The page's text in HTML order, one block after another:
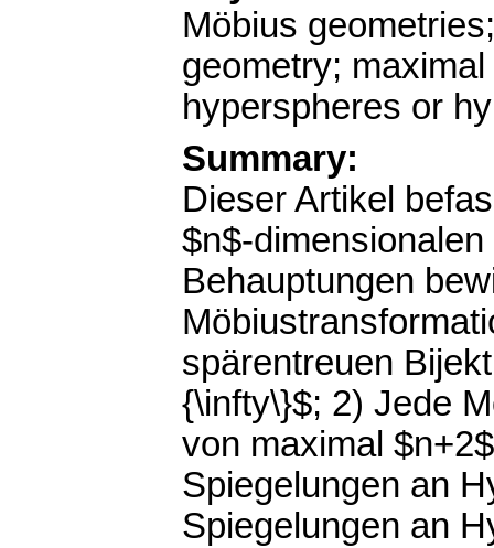
Möbius
geometry;
hyperspheres or
Summary:
Dieser Artikel
$n$-
Behauptungen
spärentreuen
{\infty\}$; 2) Jede
von maximal
Spiegelungen an
Spiegelungen an